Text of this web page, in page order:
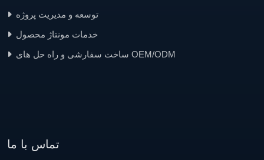
توسعه و مدیریت پروژه
خدمات مونتاژ محصول
ساخت سفارشی و راه حل های OEM/ODM
تماس با ما